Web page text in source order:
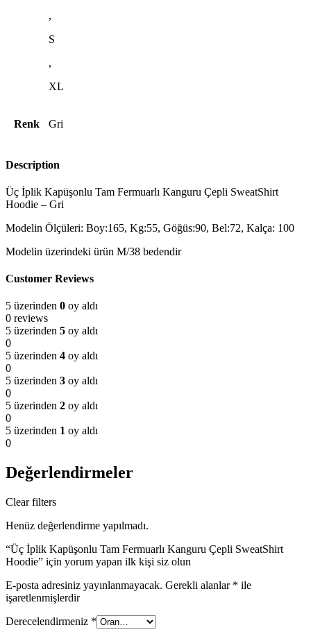
,
S
,
XL
Renk Gri
Description
Üç İplik Kapüşonlu Tam Fermuarlı Kanguru Çepli SweatShirt
Hoodie – Gri
Modelin Ölçüleri: Boy:165, Kg:55, Göğüs:90, Bel:72, Kalça: 100
Modelin üzerindeki ürün M/38 bedendir
Customer Reviews
5 üzerinden 0 oy aldı
0 reviews
5 üzerinden 5 oy aldı
0
5 üzerinden 4 oy aldı
0
5 üzerinden 3 oy aldı
0
5 üzerinden 2 oy aldı
0
5 üzerinden 1 oy aldı
0
Değerlendirmeler
Clear filters
Henüz değerlendirme yapılmadı.
“Üç İplik Kapüşonlu Tam Fermuarlı Kanguru Çepli SweatShirt
Hoodie” için yorum yapan ilk kişi siz olun
E-posta adresiniz yayınlanmayacak. Gerekli alanlar * ile
işaretlenmişlerdir
Derecelendirmeniz *